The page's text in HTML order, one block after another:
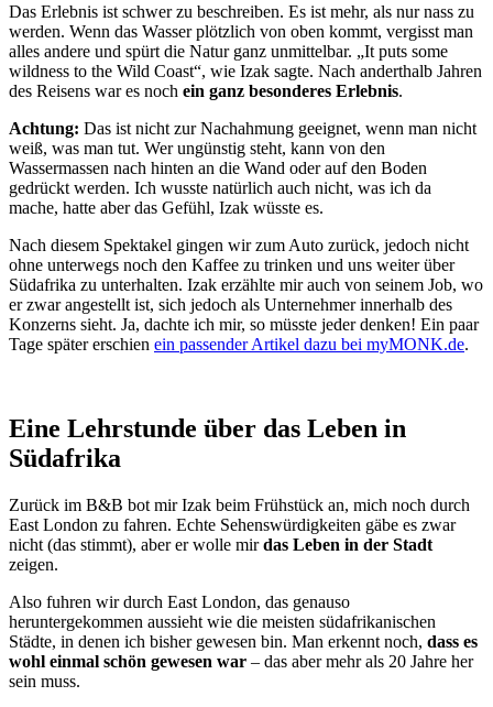
Das Erlebnis ist schwer zu beschreiben. Es ist mehr, als nur nass zu
werden. Wenn das Wasser plötzlich von oben kommt, vergisst man
alles andere und spürt die Natur ganz unmittelbar. „It puts some
wildness to the Wild Coast“, wie Izak sagte. Nach anderthalb Jahren
des Reisens war es noch ein ganz besonderes Erlebnis.
Achtung: Das ist nicht zur Nachahmung geeignet, wenn man nicht
weiß, was man tut. Wer ungünstig steht, kann von den
Wassermassen nach hinten an die Wand oder auf den Boden
gedrückt werden. Ich wusste natürlich auch nicht, was ich da
mache, hatte aber das Gefühl, Izak wüsste es.
Nach diesem Spektakel gingen wir zum Auto zurück, jedoch nicht
ohne unterwegs noch den Kaffee zu trinken und uns weiter über
Südafrika zu unterhalten. Izak erzählte mir auch von seinem Job, wo
er zwar angestellt ist, sich jedoch als Unternehmer innerhalb des
Konzerns sieht. Ja, dachte ich mir, so müsste jeder denken! Ein paar
Tage später erschien ein passender Artikel dazu bei myMONK.de.
Eine Lehrstunde über das Leben in
Südafrika
Zurück im B&B bot mir Izak beim Frühstück an, mich noch durch
East London zu fahren. Echte Sehenswürdigkeiten gäbe es zwar
nicht (das stimmt), aber er wolle mirdas Leben in der Stadt
zeigen.
Also fuhren wir durch East London, das genauso
heruntergekommen aussieht wie die meisten südafrikanischen
Städte, in denen ich bisher gewesen bin. Man erkennt noch, dass es
wohl einmal schön gewesen war – das aber mehr als 20 Jahre her
sein muss.